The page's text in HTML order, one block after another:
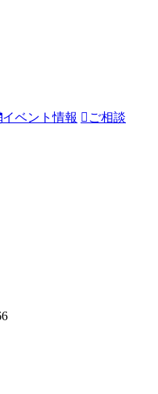
イベント情報 ご相談